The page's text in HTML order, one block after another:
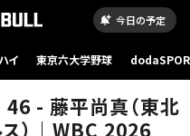
今日の予定
イ 東京六大学野球
46 - 藤平尚真（東北
）｜WBC 2026